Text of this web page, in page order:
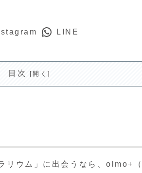
LINE
目次
リウム」に出会うなら、olmo+